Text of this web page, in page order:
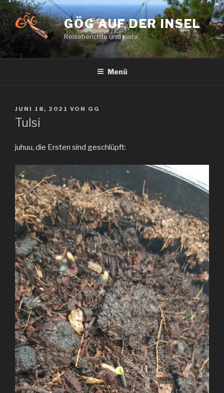
Zum
Inhalt
springen
GÖG AUF DER INSEL
Reiseberichte und mehr.
Menü
VERÖFFENTLICHT
AM
JUNI 18, 2021 VON GG
Tulsi
juhuu, die Ersten sind geschlüpft: